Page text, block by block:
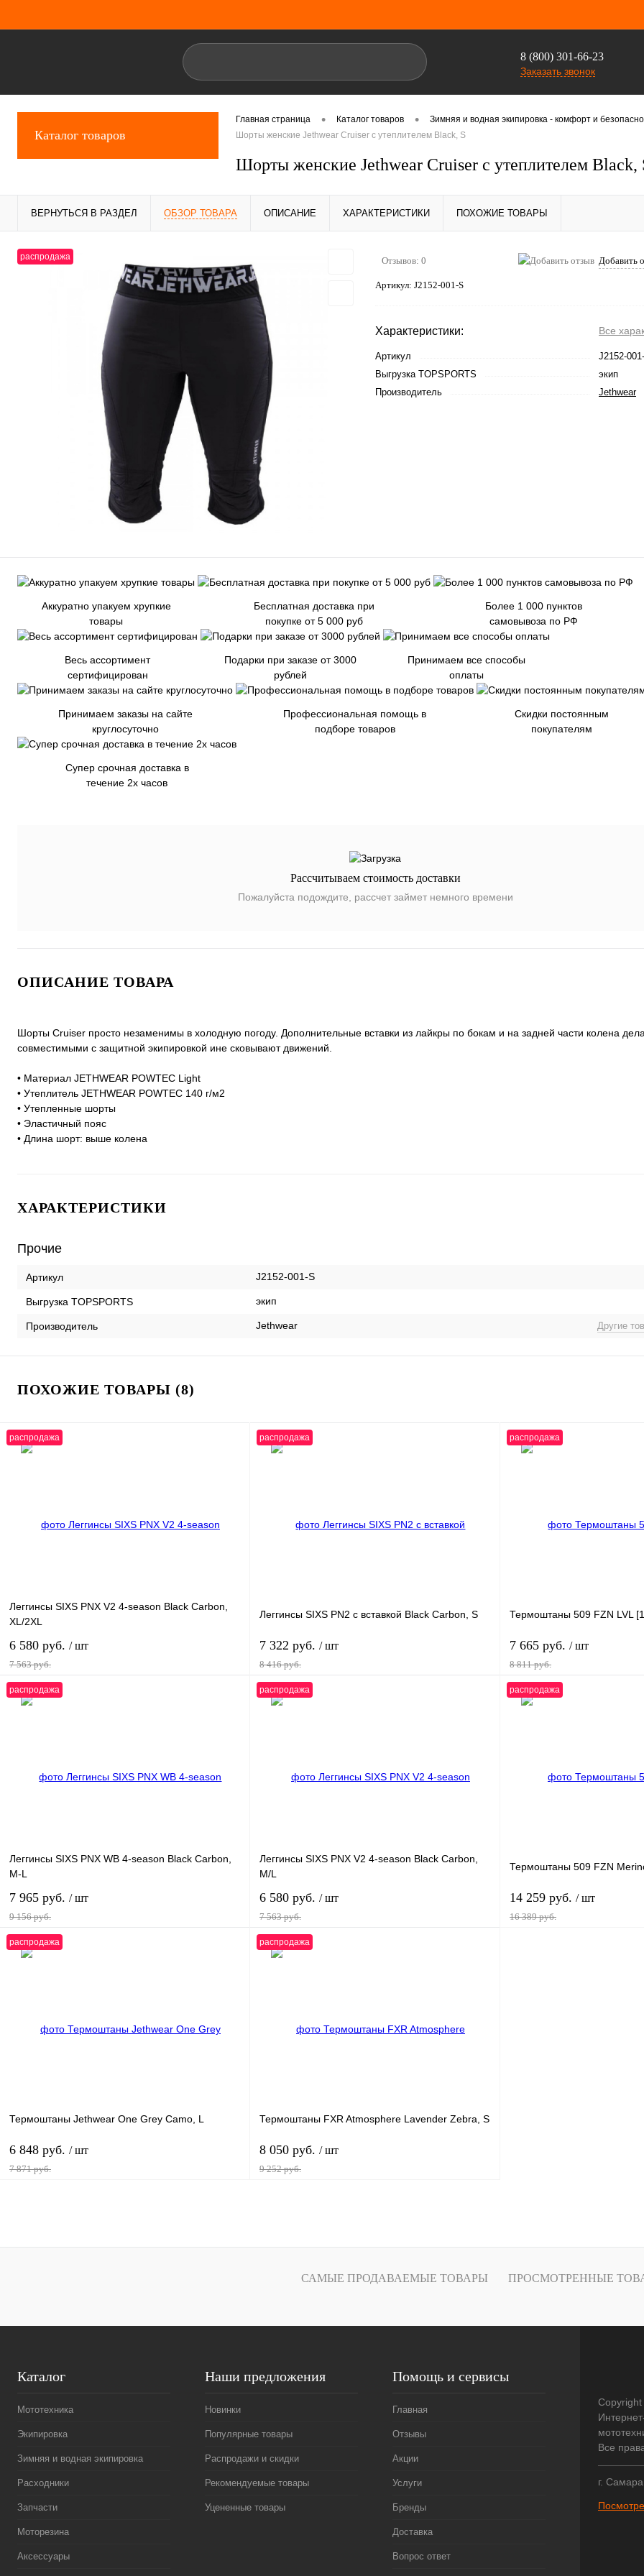
8 (800) 301-66-23
Заказать звонок
Каталог товаров
Главная страница • Каталог товаров •
Зимняя и водная экипировка - комфорт и
Шорты женские Jethwear Cruiser с утеплителем Black, S
Шорты женские Jethwear Cruiser с утеплителем Black,
ВЕРНУТЬСЯ В РАЗДЕЛ ОБЗОР ТОВАРА ОПИСАНИЕ ХАРАКТЕРИСТИКИ ПОХОЖИЕ ТОВАРЫ
распродажа Отзывов: 0 Добавить
Артикул: J2152-001-S
Характеристики: Все
Артикул
J2152-
Выгрузка TOPSPORTS
экип
Производитель
Jethwear
Аккуратно упакуем хрупкие
товары
Бесплатная доставка при
покупке от 5 000 руб
Более 1 000 пунктов
самовывоза по РФ
Весь ассортимент
сертифицирован
Подарки при заказе от 3000
рублей
Принимаем все способы
оплаты
Принимаем заказы на сайте
круглосуточно
Профессиональная помощь в
подборе товаров
Скидки постоянным
покупателям
Супер срочная доставка в
течение 2х часов
Рассчитываем стоимость доставки
Пожалуйста подождите, рассчет займет немного времени
ОПИСАНИЕ ТОВАРА
Шорты Cruiser просто незаменимы в холодную погоду. Дополнительные вставки из лайкры по бокам и на задней части колена
совместимыми с защитной экипировкой ине сковывают движений.
• Материал JETHWEAR POWTEC Light
• Утеплитель JETHWEAR POWTEC 140 г/м2
• Утепленные шорты
• Эластичный пояс
• Длина шорт: выше колена
ХАРАКТЕРИСТИКИ
Прочие
Артикул J2152-001-S
Выгрузка TOPSPORTS экип
Производитель Jethwear Другие
ПОХОЖИЕ ТОВАРЫ (8)
распродажа
Леггинсы SIXS PNX V2 4-season Black Carbon,
XL/2XL
6 580 руб. / шт
7 563 руб.
наличии
распродажа
Леггинсы SIXS PN2 с вставкой Black Carbon, S
7 322 руб. / шт
8 416 руб.
наличии
распродажа
Термоштаны 509 FZN LVL
7 665 руб. / шт
8 811 руб.
распродажа
Леггинсы SIXS PNX WB 4-season Black Carbon,
M-L
7 965 руб. / шт
9 156 руб.
наличии
распродажа
Леггинсы SIXS PNX V2 4-season Black Carbon,
M/L
6 580 руб. / шт
7 563 руб.
наличии
распродажа
Термоштаны 509 FZN
14 259 руб. / шт
16 389 руб.
распродажа
Термоштаны Jethwear One Grey Camo, L
6 848 руб. / шт
7 871 руб.
Купить в 1 клик К сравнению
распродажа
Термоштаны FXR Atmosphere Lavender Zebra, S
8 050 руб. / шт
9 252 руб.
Купить в 1 клик К сравнению
САМЫЕ ПРОДАВАЕМЫЕ ТОВАРЫ ПРОСМОТРЕННЫЕ
Каталог
Мототехника
Экипировка
Зимняя и водная экипировка
Расходники
Запчасти
Моторезина
Аксессуары
Наши предложения
Новинки
Популярные товары
Распродажи и скидки
Рекомендуемые товары
Уцененные товары
Помощь и сервисы
Главная
Отзывы
Акции
Услуги
Бренды
Доставка
Вопрос ответ
Все
г.